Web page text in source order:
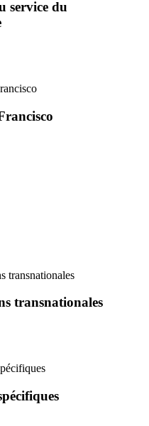
service du
transnationales
transnationales